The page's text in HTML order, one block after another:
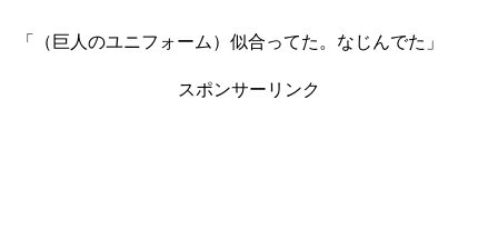
「（巨人のユニフォーム）似合ってた。なじんでた」
スポンサーリンク